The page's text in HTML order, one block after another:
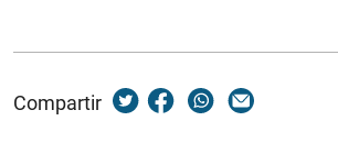
Compartir